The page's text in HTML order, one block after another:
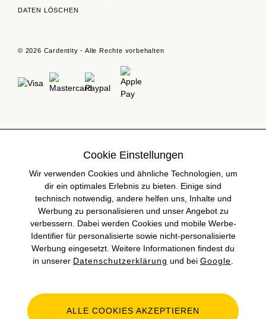
DATEN LÖSCHEN
© 2026 Cardentity - Alle Rechte vorbehalten
Cookie Einstellungen
Wir verwenden Cookies und ähnliche Technologien, um
dir ein optimales Erlebnis zu bieten. Einige sind
technisch notwendig, andere helfen uns, Inhalte und
Werbung zu personalisieren und unser Angebot zu
verbessern. Dabei werden Cookies und mobile Werbe-
Identifier für personalisierte sowie nicht-personalisierte
Werbung eingesetzt. Weitere Informationen findest du
in unserer Datenschutzerklärung und bei Google
ALLE COOKIES AKZEPTIEREN